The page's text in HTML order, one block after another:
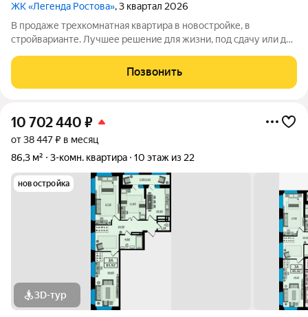
ЖК «Легенда Ростова», 3 квартал 2026
В продаже трехкомнатная квартира в новостройке, в
стройварианте. Лучшее решение для жизни, под сдачу или для
метров, с раздельным санузлом, просторная прихожая, в
которой есть место и для
Позвонить
10 702 440 ₽
от 38 447 ₽ в месяц
86,3 м²
3-комн. квартира 10 этаж из 22
новостройка
3D-тур